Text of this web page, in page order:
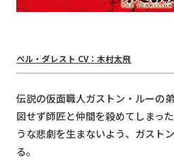
ペル・ダレスト CV：⽊村太⾶
伝説の仮⾯職⼈ガストン・ルーの
図せず師匠と仲間を殺めてしまっ
うな悲劇を⽣まないよう、ガスト
る。